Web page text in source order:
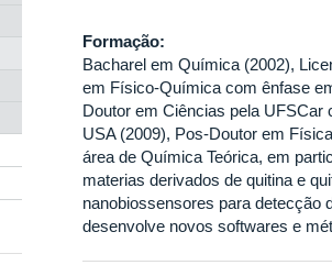
Formação:
Bacharel em Química (2002),
em Físico-Química com ênfase
Doutor em Ciências pela
USA (2009), Pos-Doutor em
área de Química Teórica, em
materias derivados de quitina e
nanobiossensores para detecção
desenvolve novos softwares e